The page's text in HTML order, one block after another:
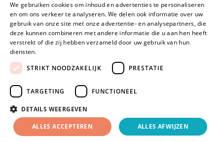
Weerstand Roermond
Bredeweg 10
6042 GG Roermond
Postadres
SAM Limburg
Postbus 203
6040 AE ROERMOND
steunpunt@sam-limburg.nl
0475-399281
© 2026 SamLimburg |
Maatwerk websitedoor
webmix
Privacyverklaring Cookies
We gebruiken cookies om inhoud en advertenties te personaliseren
en om ons verkeer te analyseren. We delen ook informatie over uw
gebruik van onze site met onze advertentie- en analysepartners, die
deze kunnen combineren met andere informatie die u aan hen heeft
verstrekt of die zij hebben verzameld door uw gebruik van hun
diensten.
STRIKT NOODZAKELIJK
PRESTATIE
TARGETING FUNCTIONEEL
DETAILS WEERGEVEN
ALLES ACCEPTEREN ALLES AFWIJZEN